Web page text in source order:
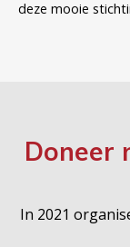
Doneer
In 2021